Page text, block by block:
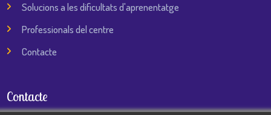
Solucions a les dificultats d'aprenentatge
Professionals del centre
Contacte
Contacte